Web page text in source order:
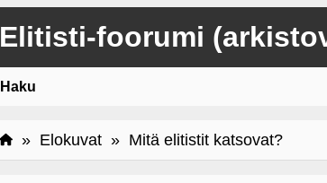
Elitisti-foorumi
Haku
» Elokuvat » Mitä elitistit katsovat?